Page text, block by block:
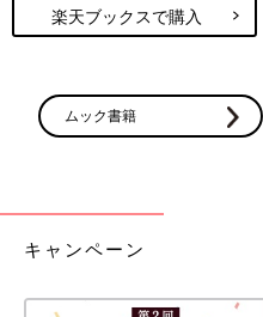
楽天ブックスで購入
ムック書籍
キャンペーン